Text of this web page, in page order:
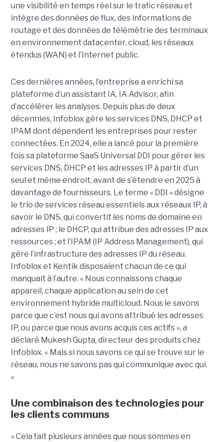
une visibilité en temps réel sur le trafic réseau et
intègre des données de flux, des informations de
routage et des données de télémétrie des terminaux
en environnement datacenter, cloud, les réseaux
étendus (WAN) et l’Internet public.
Ces dernières années, l’entreprise a enrichi sa
plateforme d’un assistant IA, IA Advisor, afin
d’accélérer les analyses. Depuis plus de deux
décennies, Infoblox gère les services DNS, DHCP et
IPAM dont dépendent les entreprises pour rester
connectées. En 2024, elle a lancé pour la première
fois sa plateforme SaaS Universal DDI pour gérer les
services DNS, DHCP et les adresses IP à partir d’un
seul et même endroit, avant de s’étendre en 2025 à
davantage de fournisseurs. Le terme « DDI » désigne
le trio de services réseau essentiels aux réseaux IP, à
savoir le DNS, qui convertit les noms de domaine en
adresses IP ; le DHCP, qui attribue des adresses IP aux
ressources ; et l’IPAM (IP Address Management), qui
gère l’infrastructure des adresses IP du réseau.
Infoblox et Kentik disposaient chacun de ce qui
manquait à l’autre. « Nous connaissons chaque
appareil, chaque application au sein de cet
environnement hybride multicloud. Nous le savons
parce que c’est nous qui avons attribué les adresses
IP, ou parce que nous avons acquis ces actifs », a
déclaré Mukesh Gupta, directeur des produits chez
Infoblox. « Mais si nous savons ce qui se trouve sur le
réseau, nous ne savons pas qui communique avec qui.
»
Une combinaison des technologies pour
les clients communs
« Cela fait plusieurs années que nous sommes en